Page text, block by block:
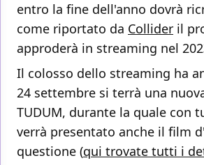
entro la fine dell'anno dovrà
come riportato da Collider il
approderà in streaming nel
Il colosso dello streaming ha
24 settembre si terrà una
TUDUM, durante la quale con
verrà presentato anche il film
questione (qui trovate tutti i